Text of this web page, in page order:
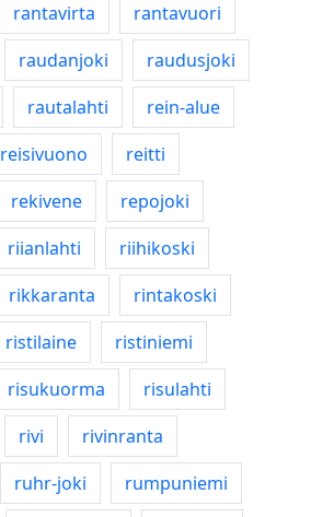
rantavirta
rantavuori
raudanjoki
raudusjoki
rautalahti
rein-alue
reisivuono
reitti
rekivene
repojoki
riianlahti
riihikoski
rikkaranta
rintakoski
ristilaine
ristiniemi
risukuorma
risulahti
rivi
rivinranta
ruhr-joki
rumpuniemi